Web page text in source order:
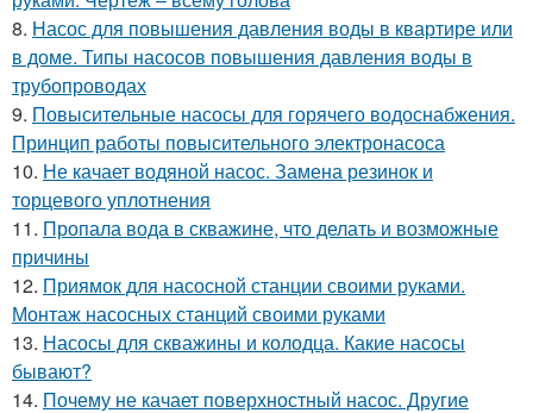
8. Насос для повышения давления воды в квартире или
в доме. Типы насосов повышения давления воды в
трубопроводах
9. Повысительные насосы для горячего водоснабжения.
Принцип работы повысительного электронасоса
10. Не качает водяной насос. Замена резинок и
торцевого уплотнения
11. Пропала вода в скважине, что делать и возможные
причины
12. Приямок для насосной станции своими руками.
Монтаж насосных станций своими руками
13. Насосы для скважины и колодца. Какие насосы
бывают?
14. Почему не качает поверхностный насос. Другие